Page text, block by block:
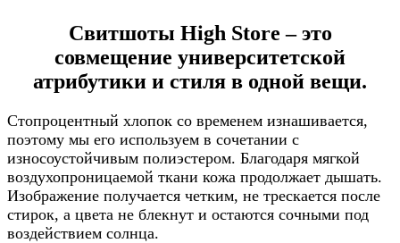
Свитшоты High Store – это
совмещение университетской
атрибутики и стиля в одной вещи.
Стопроцентный хлопок со временем изнашивается,
поэтому мы его используем в сочетании с
износоустойчивым полиэстером. Благодаря мягкой
воздухопроницаемой ткани кожа продолжает дышать.
Изображение получается четким, не трескается после
стирок, а цвета не блекнут и остаются сочными под
воздействием солнца.